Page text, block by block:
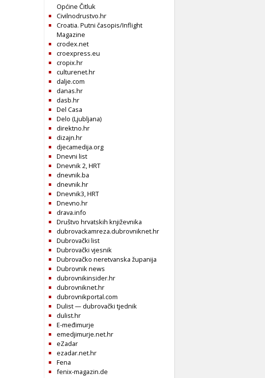
Općine Čitluk
Civilnodrustvo.hr
Croatia. Putni časopis/Inflight
Magazine
crodex.net
croexpress.eu
cropix.hr
culturenet.hr
dalje.com
danas.hr
dasb.hr
Del Casa
Delo (Ljubljana)
direktno.hr
dizajn.hr
djecamedija.org
Dnevni list
Dnevnik 2, HRT
dnevnik.ba
dnevnik.hr
Dnevnik3, HRT
Dnevno.hr
drava.info
Društvo hrvatskih književnika
dubrovackamreza.dubrovniknet.hr
Dubrovački list
Dubrovački vjesnik
Dubrovačko neretvanska županija
Dubrovnik news
dubrovnikinsider.hr
dubrovniknet.hr
dubrovnikportal.com
Dulist — dubrovački tjednik
dulist.hr
E-međimurje
emedjimurje.net.hr
eZadar
ezadar.net.hr
Fena
fenix-magazin.de